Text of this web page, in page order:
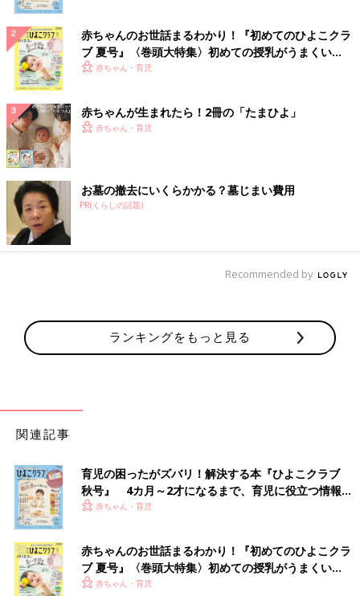
とも。
朝方のいちばん寒くなる時間帯、４～５時ごろに室温が下がりす
ぎないように注意しましょう。
寝かせる前の寝室は23度くらいに
ねんねルーティン後、スムーズに入眠させるために、夜寝かせる
寝室は23度くらいに暖めておきます。
夜中に、18～20度くらいに室温を保てるのであれば、数時間後
に暖房が切れるようタイマーをセットしてもいいでしょう。18～
20度を保てない場合、暖房は20度くらいで朝までつけたままで
OK。
朝方の夜泣きや早朝起きは寒さが原因の場合も
をしたり、早朝起きをす
性があります。寝る前に暖房を切っている場合は、３時台に暖房
を入れ、寝室を18～20度くらいに暖めて。タイマーがあれば活
用しましょう。
暖房を朝までつけた状態にすると、気になるのは乾燥対策です。
ルスは、乾燥した環境の中で活発になるともいわれています。
部屋の湿度は40～60%くらいに
冬は、何も対策をしない状態だと、湿度40％を保つことは、なか
なか難しいと思います。ぜひ、加湿器などを活用し、湿度40～
50%くらいを保つように調整しましょう。
赤ちゃんのお世話まるわかり！『初めてのひよこクラ
ブ 夏号』〈巻頭大特集〉初めての授乳がうまくい
く！ おっぱい・ミルクの基本と夏のトラブル 解決テ
赤ちゃん・育児
赤ちゃんが生まれたら！2冊の「たまひよ」
赤ちゃん・育児
お墓の撤去にいくらかかる？墓じまい費用
PR(くらしの話題)
Recommended by
ランキングをもっと見る
関連記事
育児の困ったがズバリ！解決する本『ひよこクラブ
秋号』 4カ月～2才になるまで、育児に役立つ情報が
いっぱい！
赤ちゃん・育児
赤ちゃんのお世話まるわかり！『初めてのひよこクラ
ブ 夏号』〈巻頭大特集〉初めての授乳がうまくい
く！ おっぱい・ミルクの基本と夏のトラブル 解決テ
赤ちゃん・育児